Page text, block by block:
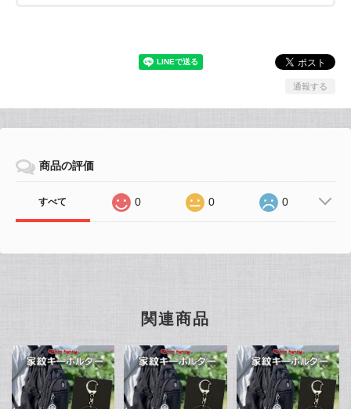
通報する
商品の評価
すべて 0 0 0
関連商品